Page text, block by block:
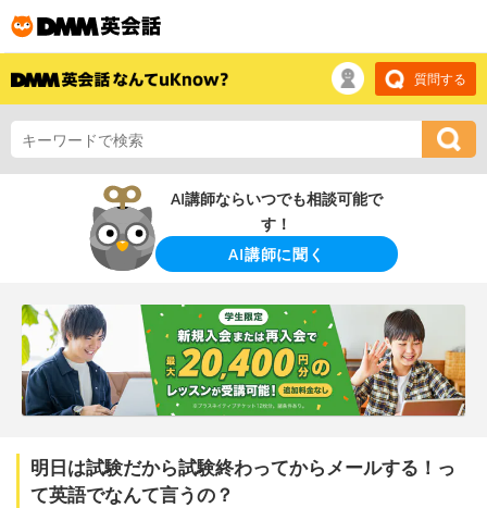
質問する
AI講師ならいつでも相談可能で
す！
AI講師に聞く
明日は試験だから試験終わってからメールする！っ
て英語でなんて言うの？